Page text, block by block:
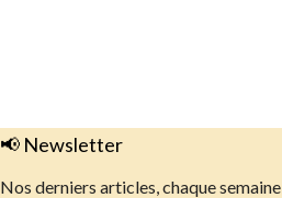
📢 Newsletter
Nos derniers articles, chaque semaine